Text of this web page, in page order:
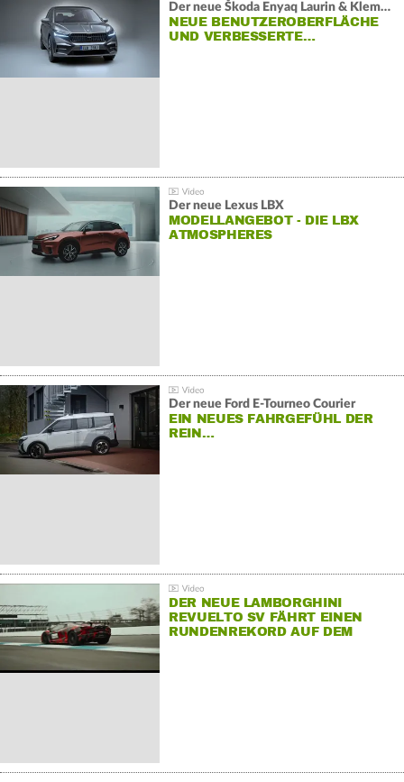
Der neue Škoda Enyaq Laurin & Klement
NEUE BENUTZEROBERFLÄCHE
UND VERBESSERTE…
Der neue Lexus LBX
MODELLANGEBOT - DIE LBX
ATMOSPHERES
Der neue Ford E-Tourneo Courier
EIN NEUES FAHRGEFÜHL DER
REIN…
DER NEUE LAMBORGHINI
REVUELTO SV FÄHRT EINEN
RUNDENREKORD AUF DEM